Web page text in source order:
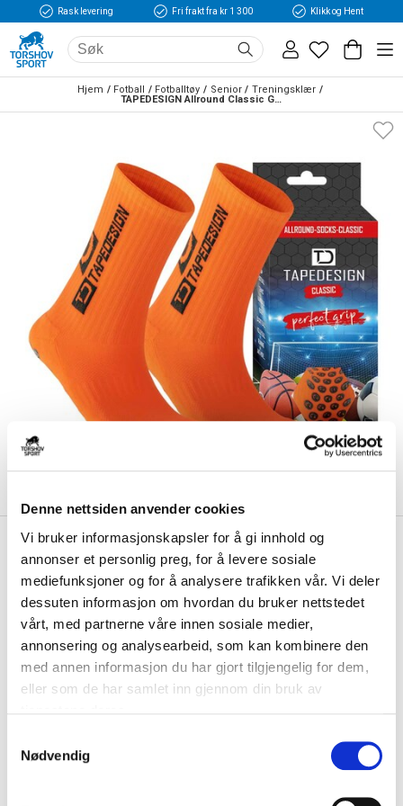
Denne nettsiden anvender cookies
Vi bruker informasjonskapsler for å gi innhold og
annonser et personlig preg, for å levere sosiale
mediefunksjoner og for å analysere trafikken vår. Vi deler
dessuten informasjon om hvordan du bruker nettstedet
vårt, med partnerne våre innen sosiale medier,
annonsering og analysearbeid, som kan kombinere den
med annen informasjon du har gjort tilgjengelig for dem,
eller som de har samlet inn gjennom din bruk av
Nødvendig
Rask levering Fri frakt fra kr 1 300 Klikk og Hent
Hjem Fotball Fotballtøy Senior
Treningsklær
TAPEDESIGN Allround Classic Grip Fotballstrømper Oransje
TAPEDESIGN Allround Classic
Grip Fotballstrømper Oransje
TAPEDESIGN Allround Classic Grip er strømper som gir optimalt grep
inne i skoen. Velplasserte gummip...Les mer.
FARGE